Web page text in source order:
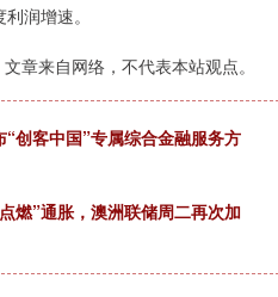
润增速。
章来自网络，不代表本站观点。
创客中国”专属综合金融服务方
燃”通胀，澳洲联储周二再次加